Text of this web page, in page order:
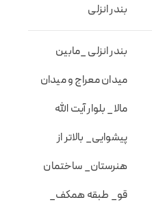
بندر انزلی
بندر انزلی _مابین
میدان معراج و میدان
مالا_ بلوار آیت الله
پیشوایی_ بالاتر از
هنرستان_ ساختمان
قو_ طبقه همکف_